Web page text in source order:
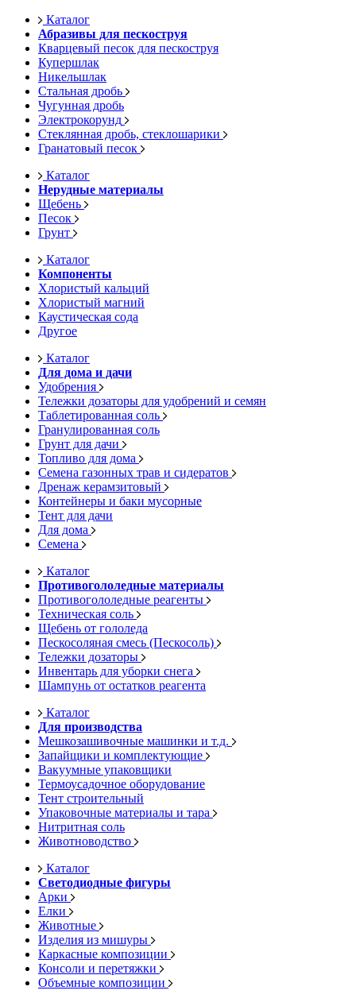
Каталог
Абразивы для пескоструя
Кварцевый песок для пескоструя
Купершлак
Никельшлак
Стальная дробь
Чугунная дробь
Электрокорунд
Стеклянная дробь, стеклошарики
Гранатовый песок
Каталог
Нерудные материалы
Щебень
Песок
Грунт
Каталог
Компоненты
Хлористый кальций
Хлористый магний
Каустическая сода
Другое
Каталог
Для дома и дачи
Удобрения
Тележки дозаторы для удобрений и семян
Таблетированная соль
Гранулированная соль
Грунт для дачи
Топливо для дома
Семена газонных трав и сидератов
Дренаж керамзитовый
Контейнеры и баки мусорные
Тент для дачи
Для дома
Семена
Каталог
Противогололедные материалы
Противогололедные реагенты
Техническая соль
Щебень от гололеда
Пескосоляная смесь (Пескосоль)
Тележки дозаторы
Инвентарь для уборки снега
Шампунь от остатков реагента
Каталог
Для производства
Мешкозашивочные машинки и т.д.
Запайщики и комплектующие
Вакуумные упаковщики
Термоусадочное оборудование
Тент строительный
Упаковочные материалы и тара
Нитритная соль
Животноводство
Каталог
Светодиодные фигуры
Арки
Елки
Животные
Изделия из мишуры
Каркасные композиции
Консоли и перетяжки
Объемные композиции